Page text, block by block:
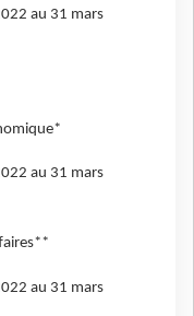
au 31 mars
au 31 mars
au 31 mars